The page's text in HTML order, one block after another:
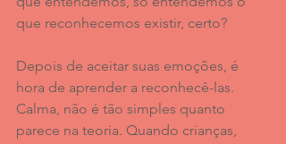
que reconhecemos existir, certo?
Depois de aceitar suas emoções, é
hora de aprender a reconhecê-las.
Calma, não é tão simples quanto
parece na teoria. Quando crianças,